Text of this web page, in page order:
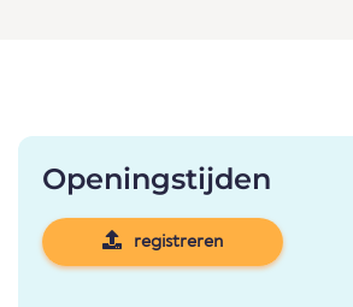
Openingstijden
registreren